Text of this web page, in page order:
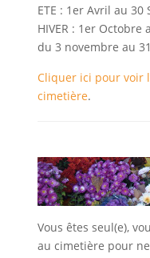
ETE : 1er Avril au
HIVER : 1er Octobre
du 3 novembre au
Cliquer ici pour voir
cimetière.
Vous êtes seul(e),
au cimetière pour